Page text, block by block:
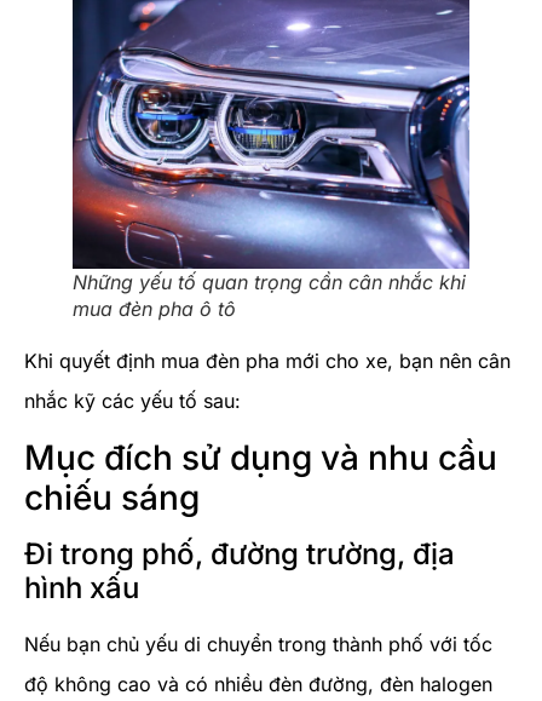
Những yếu tố quan trọng cần cân nhắc khi
mua đèn pha ô tô
Khi quyết định mua đèn pha mới cho xe, bạn nên cân
nhắc kỹ các yếu tố sau:
Mục đích sử dụng và nhu cầu
chiếu sáng
Đi trong phố, đường trường, địa
hình xấu
Nếu bạn chủ yếu di chuyển trong thành phố với tốc
độ không cao và có nhiều đèn đường, đèn halogen